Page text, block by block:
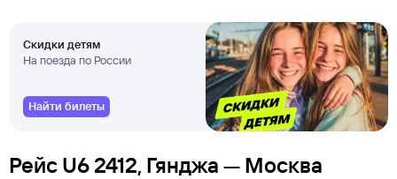
Скидки детям
На поезда по России
Найти билеты
Рейс U6 2412, Гянджа — Москва